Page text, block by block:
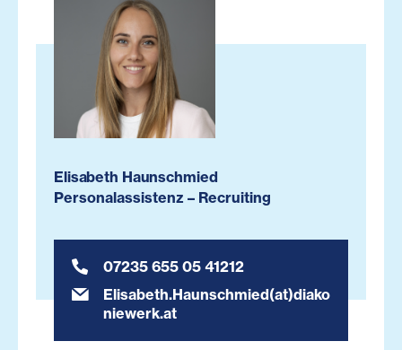
Elisabeth Haunschmied
Personalassistenz – Recruiting
07235 655 05 41212
Elisabeth.Haunschmied(at)diako
niewerk.at